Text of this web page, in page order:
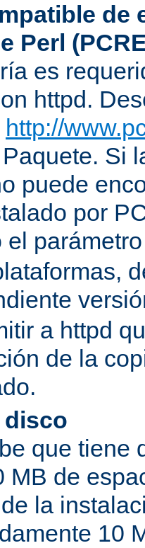
de
Perl
es
httpd.
http://
Si
puede
por
el parámetro
a httpd
de la
disco
que tiene
MB de
la
10